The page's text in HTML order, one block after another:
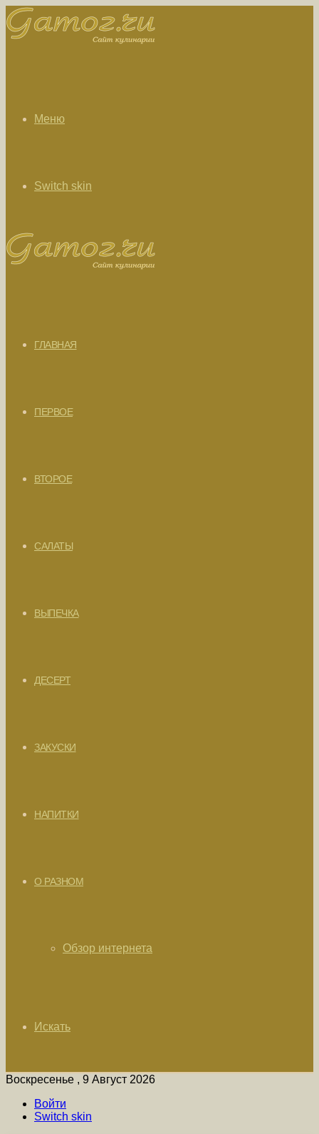
Меню
Switch skin
ГЛАВНАЯ
ПЕРВОЕ
ВТОРОЕ
САЛАТЫ
ВЫПЕЧКА
ДЕСЕРТ
ЗАКУСКИ
НАПИТКИ
О РАЗНОМ
Обзор интернета
Искать
Воскресенье , 9 Август 2026
Войти
Switch skin